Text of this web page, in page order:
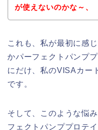
が使えないのかな～、
これも、私が最初に感
かパーフェクトパンプ
にだけ、私のVISAカー
です。
そして、このような悩
フェクトパンププロテ